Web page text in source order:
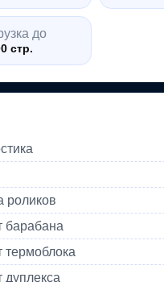
до
стр.
роликов
барабана
термоблока
дуплекса